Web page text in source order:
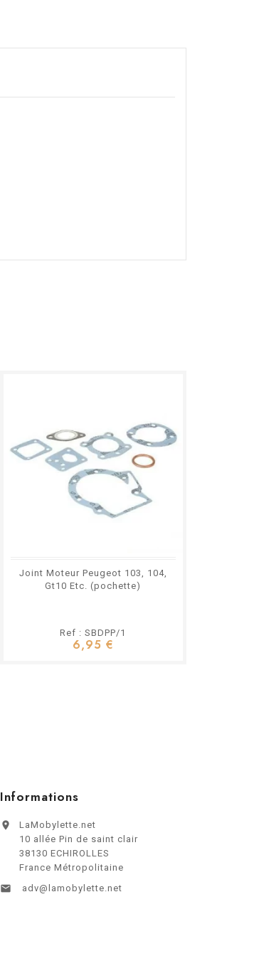
Joint Moteur Peugeot 103, 104,
Gt10 Etc. (pochette)
Ref : SBDPP/1
6,95 €
Informations

LaMobylette.net
10 allée Pin de saint clair
38130 ECHIROLLES
France Métropolitaine
 adv@lamobylette.net